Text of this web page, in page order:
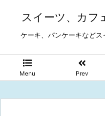
スイーツ、カフ
ケーキ、パンケーキなど
Menu Prev